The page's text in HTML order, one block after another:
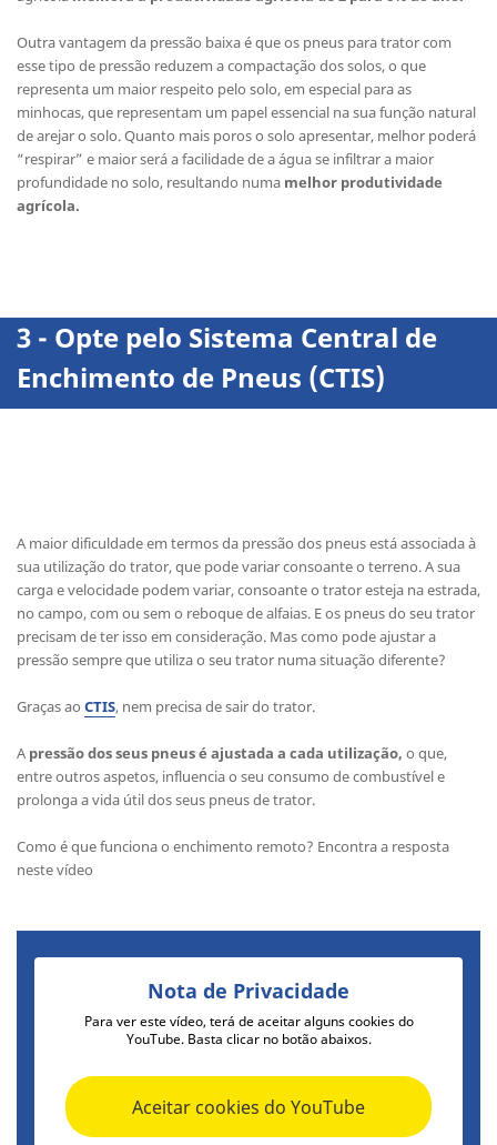
Outra vantagem da pressão baixa é que os pneus para trator com
esse tipo de pressão reduzem a compactação dos solos, o que
representa um maior respeito pelo solo, em especial para as
minhocas, que representam um papel essencial na sua função natural
de arejar o solo. Quanto mais poros o solo apresentar, melhor poderá
“respirar” e maior será a facilidade de a água se infiltrar a maior
profundidade no solo, resultando numa melhor produtividade
agrícola.
3 - Opte pelo Sistema Central de
Enchimento de Pneus (CTIS)
A maior dificuldade em termos da pressão dos pneus está associada à
sua utilização do trator, que pode variar consoante o terreno. A sua
carga e velocidade podem variar, consoante o trator esteja na estrada,
no campo, com ou sem o reboque de alfaias. E os pneus do seu trator
precisam de ter isso em consideração. Mas como pode ajustar a
pressão sempre que utiliza o seu trator numa situação diferente?
Graças ao CTIS, nem precisa de sair do trator.
A pressão dos seus pneus é ajustada a cada utilização, o que,
entre outros aspetos, influencia o seu consumo de combustível e
prolonga a vida útil dos seus pneus de trator.
Como é que funciona o enchimento remoto? Encontra a resposta
neste vídeo
Nota de Privacidade
Para ver este vídeo, terá de aceitar alguns cookies do
YouTube. Basta clicar no botão abaixos.
Aceitar cookies do YouTube